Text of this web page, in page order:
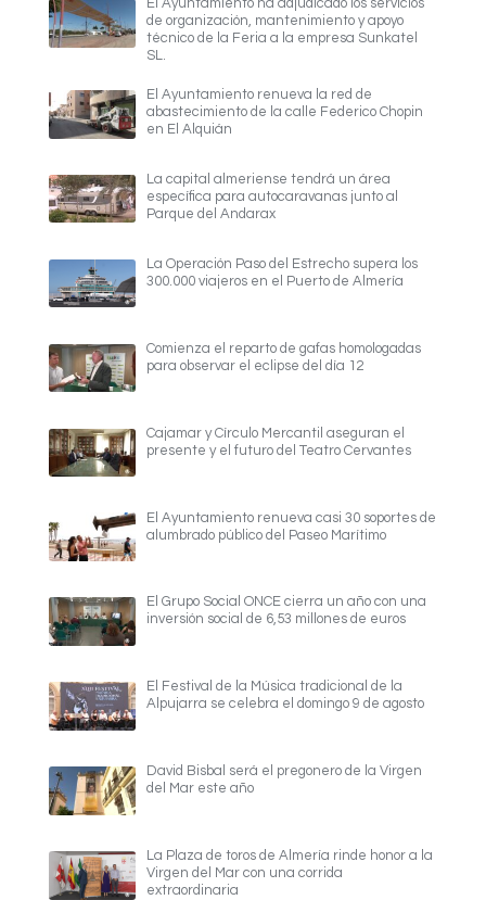
El Ayuntamiento ha adjudicado los servicios
de organización, mantenimiento y apoyo
técnico de la Feria a la empresa Sunkatel
SL.
El Ayuntamiento renueva la red de
abastecimiento de la calle Federico Chopin
en El Alquián
La capital almeriense tendrá un área
específica para autocaravanas junto al
Parque del Andarax
La Operación Paso del Estrecho supera los
300.000 viajeros en el Puerto de Almería
Comienza el reparto de gafas homologadas
para observar el eclipse del día 12
Cajamar y Círculo Mercantil aseguran el
presente y el futuro del Teatro Cervantes
El Ayuntamiento renueva casi 30 soportes de
alumbrado público del Paseo Marítimo
El Grupo Social ONCE cierra un año con una
inversión social de 6,53 millones de euros
El Festival de la Música tradicional de la
Alpujarra se celebra el domingo 9 de agosto
David Bisbal será el pregonero de la Virgen
del Mar este año
La Plaza de toros de Almería rinde honor a la
Virgen del Mar con una corrida
extraordinaria